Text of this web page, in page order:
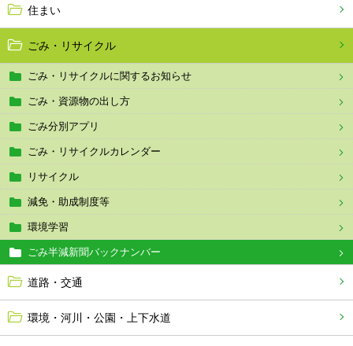
住まい
ごみ・リサイクル
ごみ・リサイクルに関するお知らせ
ごみ・資源物の出し方
ごみ分別アプリ
ごみ・リサイクルカレンダー
リサイクル
減免・助成制度等
環境学習
ごみ半減新聞バックナンバー
道路・交通
環境・河川・公園・上下水道